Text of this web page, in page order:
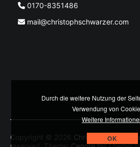
0170-8351486
mail@christophschwarzer.com
Copyright © 2026 Christoph M.
Durch die weitere Nutzung der
Verwendung von
Weitere
OK